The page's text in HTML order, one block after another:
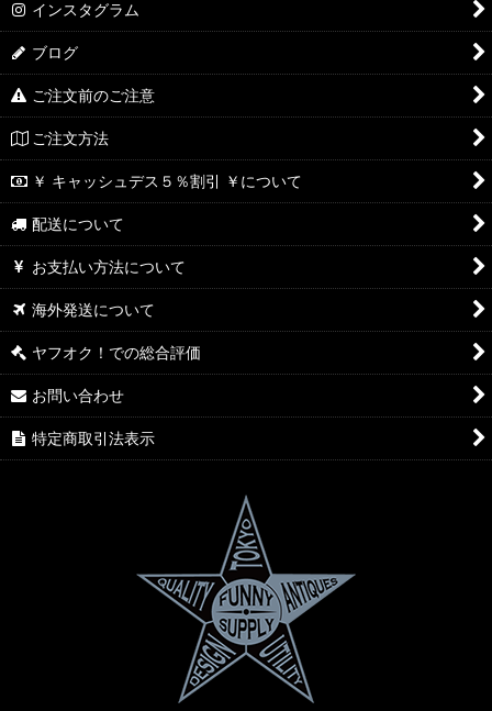
インスタグラム
ブログ
ご注文前のご注意
ご注文方法
￥ キャッシュデス５％割引 ￥について
配送について
お支払い方法について
海外発送について
ヤフオク！での総合評価
お問い合わせ
特定商取引法表示